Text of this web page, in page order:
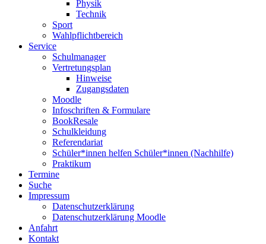
Physik
Technik
Sport
Wahlpflichtbereich
Service
Schulmanager
Vertretungsplan
Hinweise
Zugangsdaten
Moodle
Infoschriften & Formulare
BookResale
Schulkleidung
Referendariat
Schüler*innen helfen Schüler*innen (Nachhilfe)
Praktikum
Termine
Suche
Impressum
Datenschutzerklärung
Datenschutzerklärung Moodle
Anfahrt
Kontakt